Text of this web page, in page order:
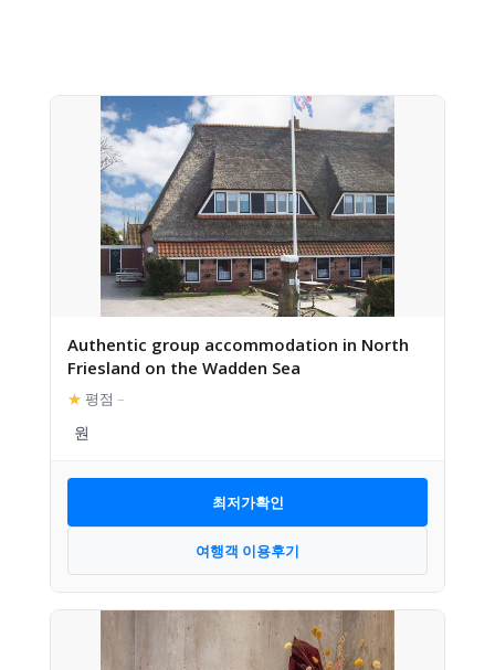
Authentic group accommodation in North
Friesland on the Wadden Sea
★ 평점 –
최저가확인
여행객 이용후기